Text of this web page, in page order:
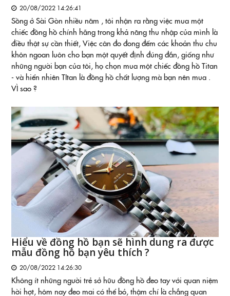
20/08/2022 14:26:41
Sồng ở Sài Gòn nhiều năm , tôi nhận ra rằng việc mua một
chiếc đồng hồ chính hãng trong khả năng thu nhập của mình là
điều thật sự cần thiết, Việc cân đo đong đếm các khoản thu chu
khôn ngoan luôn cho bạn một quyết định đúng đắn, giống như
những người bạn của tôi, họ chọn mua một chiếc đồng hồ Titan
- và hiển nhiên TItan là đồng hồ chất lượng mà bạn nên mua .
VÌ sao ?
Hiểu về đồng hồ bạn sẽ hình dung ra được
mẫu đồng hồ bạn yêu thích ?
20/08/2022 14:26:30
Không ít những người trẻ sở hữu đồng hồ đeo tay với quan niệm
hời hợt, hôm nay đeo mai có thể bỏ, thậm chí là chẳng quan